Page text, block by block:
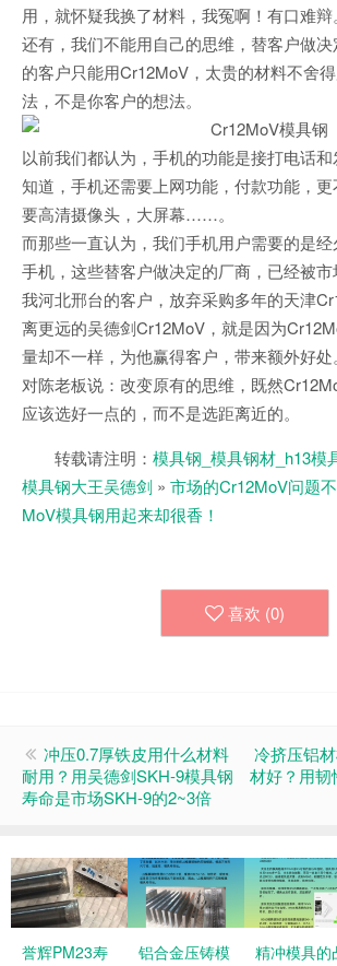
用，就怀疑我换了材料，我冤啊！有口难辩。
还有，我们不能用自己的思维，替客户做
的客户只能用Cr12MoV，太贵的材料不舍
法，不是你客户的想法。
以前我们都认为，手机的功能是接打电话
知道，手机还需要上网功能，付款功能，
要高清摄像头，大屏幕……。
而那些一直认为，我们手机用户需要的是
手机，这些替客户做决定的厂商，已经被市
我河北邢台的客户，放弃采购多年的天津
离更远的吴德剑Cr12MoV，就是因为
量却不一样，为他赢得客户，带来额外好
对陈老板说：改变原有的思维，既然
应该选好一点的，而不是选距离近的。
转载请注明： 模具钢_模具钢材_h13模
模具钢大王吴德剑 » 市场的Cr12MoV问题
MoV模具钢用起来却很香！
喜欢 (0)
冲压0.7厚铁皮用什么材料
耐用？用吴德剑SKH-9模具钢
寿命是市场SKH-9的2~3倍
冷挤压铝
材好？用韧
誉辉PM23寿
铝合金压铸模
精冲模具的